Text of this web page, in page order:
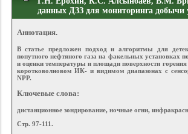
данных ДЗЗ для мониторинга добычи
Аннотация.
В статье предложен подход и алгоритмы для
попутного нефтяного газа на факельных установках
и оценки температуры и площади поверхности
коротковолновом ИК- и видимом диапазонах с
NPP.
Ключевые слова:
дистанционное зондирование, ночные огни,
Стр. 97-111.